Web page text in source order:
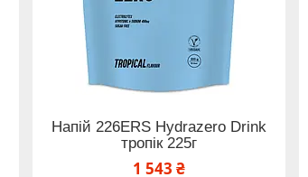
Напій 226ERS Hydrazero Drink
тропік 225г
1 543 ₴